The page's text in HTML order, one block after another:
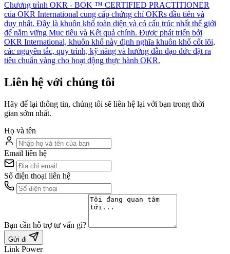
Chương trình OKR - BOK ™ CERTIFIED PRACTITIONER
của OKR International cung cấp chứng chỉ OKRs đầu tiên và
duy nhất. Đây là khuôn khổ toàn diện và có cấu trúc nhất thế giới
để nắm vững Mục tiêu và Kết quả chính. Được phát triển bởi
OKR International, khuôn khổ này định nghĩa khuôn khổ cốt lõi,
các nguyên tắc, quy trình, kỹ năng và hướng dẫn đạo đức đặt ra
tiêu chuẩn vàng cho hoạt động thực hành OKR.
Liên hệ với chúng tôi
Hãy để lại thông tin, chúng tôi sẽ liên hệ lại với bạn trong thời
gian sớm nhất.
Họ và tên
Email liên hệ
Số điện thoại liên hệ
Bạn cần hỗ trợ tư vấn gì?
Gửi đi
Link Power